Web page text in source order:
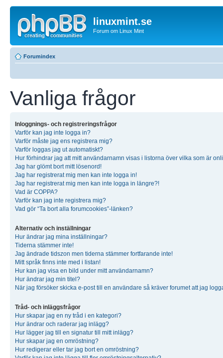
linuxmint.se
Forum om Linux Mint
Forumindex
Vanliga frågor
Inloggnings- och registreringsfrågor
Varför kan jag inte logga in?
Varför måste jag ens registrera mig?
Varför loggas jag ut automatiskt?
Hur förhindrar jag att mitt användarnamn visas i listorna över vilka som är
Jag har glömt bort mitt lösenord!
Jag har registrerat mig men kan inte logga in!
Jag har registrerat mig men kan inte logga in längre?!
Vad är COPPA?
Varför kan jag inte registrera mig?
Vad gör “Ta bort alla forumcookies”-länken?
Alternativ och inställningar
Hur ändrar jag mina inställningar?
Tiderna stämmer inte!
Jag ändrade tidszon men tiderna stämmer fortfarande inte!
Mitt språk finns inte med i listan!
Hur kan jag visa en bild under mitt användarnamn?
Hur ändrar jag min titel?
När jag försöker skicka e-post till en användare så kräver forumet att jag
Tråd- och inläggsfrågor
Hur skapar jag en ny tråd i en kategori?
Hur ändrar och raderar jag inlägg?
Hur lägger jag till en signatur till mitt inlägg?
Hur skapar jag en omröstning?
Hur redigerar eller tar jag bort en omröstning?